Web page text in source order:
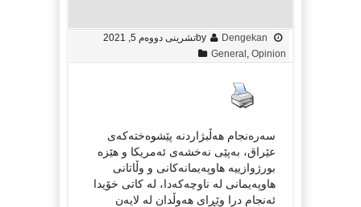
by Dengekan
تشرینی دووەم 5, 2021
General Opinion
سەرەنجام هەڵبژاردنە پێشوەختەکەی
عێراق، بەپێی نەخشەی ئەمریکا و هێزە
بورژوازییە هاوپەیمانەکانی و وڵاتانی
هاوپەیمانی لە ناوچەکەدا، لە کاتی خۆیدا
ئەنجام درا وێڕای هەوڵدان لە لایەن